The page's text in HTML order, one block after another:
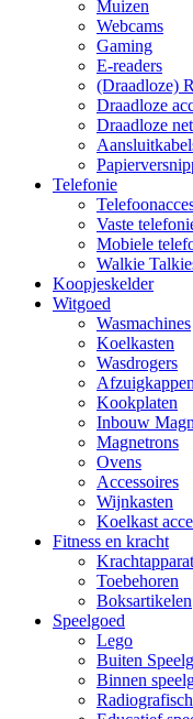
Muizen
Webcams
Gaming
E-readers
(Draadloze)
Draadloze
Draadloze
Telefonie
Vaste
Mobiele
Walkie
Koopjeskelder
Witgoed
Wasmachines
Koelkasten
Wasdrogers
Afzuigkappen
Kookplaten
Inbouw
Magnetrons
Ovens
Accessoires
Wijnkasten
Koelkast
Fitness en kracht
Toebehoren
Boksartikelen
Speelgoed
Lego
Buiten
Binnen